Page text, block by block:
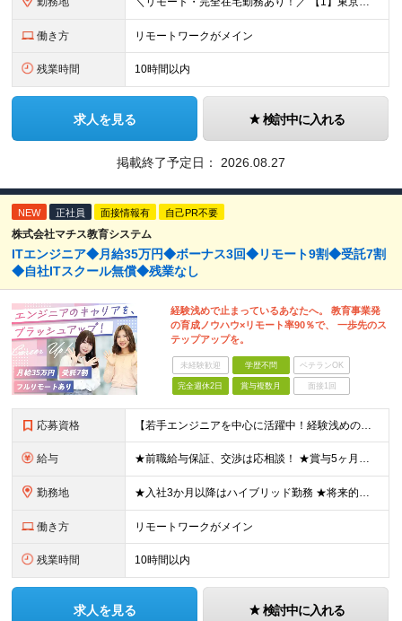
働き方 リモートワークがメイン
残業時間 10時間以内
求人を見る 検討中に入れる
掲載終了予定日： 2026.08.27
NEW 正社員 面接情報有 自己PR不要
株式会社マチス教育システム
ITエンジニア◆月給35万円◆ボーナス3回◆リモート9割◆受託7割
◆自社ITスクール無償◆残業なし
経験浅めで止まっているあなたへ。 教育事業発
の育成ノウハウ×リモート率90％で、 一歩先のス
テップアップを。
未経験歓迎 学歴不問 ベテランOK
完全週休2日 賞与複数月 面接1回
応募資格 【若手エンジニアを中心に活躍中！経験浅めの方歓迎】 ◆何らかの開発経験（領域・言語不問） ※学歴不問 ※実務未経験も歓迎しています ＼こんな方はぜひご応募ください／ □主体的に学び、自発的にキャリア
給与 ★前職給与保証、交渉は応相談！ ★賞与5ヶ月分の実績あり 月給35万円以上＋各種手当＋賞与年3回（5か月分※昨年度実績） ※前職の給与・経験・能力などを考慮のうえ当社規定により優遇いたします ※試
勤務地 ★入社3か月以降はハイブリッド勤務 ★将来的にはフルリモートも可 出勤となる場合は、本社（秋葉原）、開発室（御徒町）、 または東京都内の各プロジェクト先（大崎）での勤務となります。 ※勤務地は希望を
働き方 リモートワークがメイン
残業時間 10時間以内
求人を見る 検討中に入れる